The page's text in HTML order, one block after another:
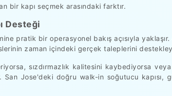
bir kapı seçmek arasındaki farktır.
Desteği
pratik bir operasyonel bakış açısıyla
zaman içindeki gerçek taleplerini
sızdırmazlık kalitesini kaybediyorsa veya
San Jose'deki doğru walk-in soğutucu kapısı,